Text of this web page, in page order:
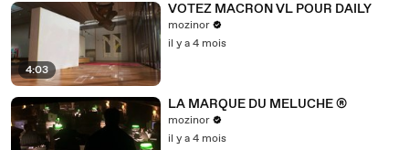
4:03
VOTEZ MACRON VL POUR DAILY
mozinor
il y a 4 mois
LA MARQUE DU MELUCHE ®
mozinor
il y a 4 mois